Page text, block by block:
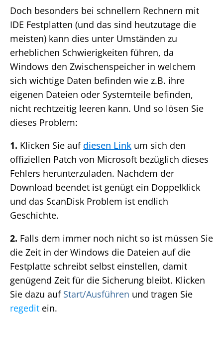
Doch besonders bei schnellern Rechnern mit
IDE Festplatten (und das sind heutzutage die
meisten) kann dies unter Umständen zu
erheblichen Schwierigkeiten führen, da
Windows den Zwischenspeicher in welchem
sich wichtige Daten befinden wie z.B. ihre
eigenen Dateien oder Systemteile befinden,
nicht rechtzeitig leeren kann. Und so lösen Sie
dieses Problem:
1. Klicken Sie auf diesen Link um sich den
offiziellen Patch von Microsoft bezüglich dieses
Fehlers herunterzuladen. Nachdem der
Download beendet ist genügt ein Doppelklick
und das ScanDisk Problem ist endlich
Geschichte.
2. Falls dem immer noch nicht so ist müssen Sie
die Zeit in der Windows die Dateien auf die
Festplatte schreibt selbst einstellen, damit
genügend Zeit für die Sicherung bleibt. Klicken
Sie dazu auf Start/Ausführen und tragen Sie
regedit ein.